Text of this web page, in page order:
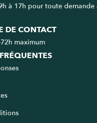
à 17h pour toute demande
DE CONTACT
maximum